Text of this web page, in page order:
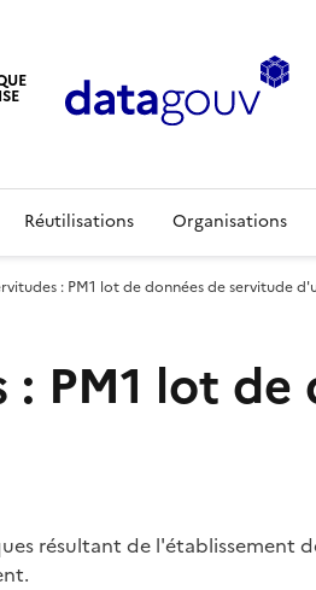
Réutilisations Organisations
: PM1 lot de données de servitude
: PM1 lot
résultant de l'établissement